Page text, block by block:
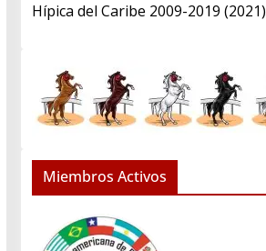
Hípica del Caribe 2009-2019 (2021)
Miembros Activos